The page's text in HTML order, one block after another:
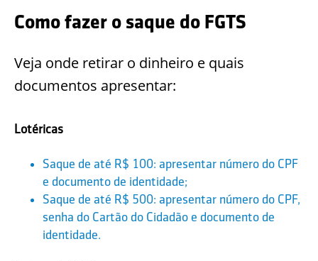
Como fazer o saque do FGTS
Veja onde retirar o dinheiro e quais
documentos apresentar:
Lotéricas
Saque de até R$ 100: apresentar número do CPF
e documento de identidade;
Saque de até R$ 500: apresentar número do CPF,
senha do Cartão do Cidadão e documento de
identidade.